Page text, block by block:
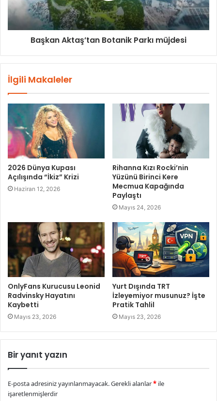
Başkan Aktaş’tan Botanik Parkı müjdesi
İlgili Makaleler
2026 Dünya Kupası
Açılışında “İkiz” Krizi
Haziran 12, 2026
Rihanna Kızı Rocki’nin
Yüzünü Birinci Kere
Mecmua Kapağında
Paylaştı
Mayıs 24, 2026
OnlyFans Kurucusu Leonid
Radvinsky Hayatını
Kaybetti
Mayıs 23, 2026
Yurt Dışında TRT
İzleyemiyor musunuz? İşte
Pratik Tahlil
Mayıs 23, 2026
Bir yanıt yazın
E-posta adresiniz yayınlanmayacak.Gerekli alanlar* ile
işaretlenmişlerdir